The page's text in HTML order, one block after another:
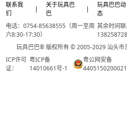
联系我
们
|
关于玩具巴
巴
|
玩具巴巴动
态
电话：0754-85638555（周一至周
六8:30-17:30）
其余时间联
玩具巴巴® 版权所有 © 2005-2029 汕头市
ICP许可
证：
粤ICP备
14010661号-1
粤公网安备